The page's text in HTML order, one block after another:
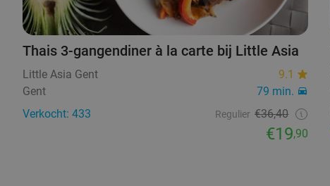
Thais 3-gangendiner à la carte bij Little Asia
Little Asia Gent
9.1
Gent
79 min.
Verkocht: 433
Regulier €36,40
€19,90